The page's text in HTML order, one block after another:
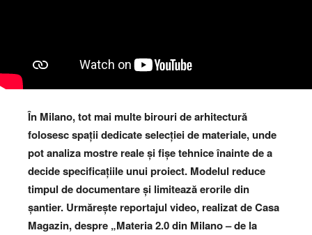
În Milano, tot mai multe birouri de arhitectură
folosesc spații dedicate selecției de materiale, unde
pot analiza mostre reale și fișe tehnice înainte de a
decide specificațiile unui proiect. Modelul reduce
timpul de documentare și limitează erorile din
șantier. Urmărește reportajul video, realizat de Casa
Magazin, despre „Materia 2.0 din Milano – de la